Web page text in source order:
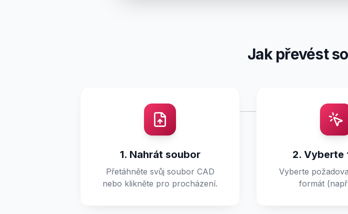
Jak převést
1. Nahrát soubor
Přetáhněte svůj soubor CAD
nebo klikněte pro procházení.
2. Vyberte
Vyberte
formát